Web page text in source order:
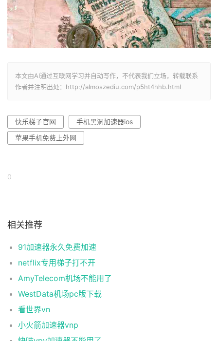
本文由AI通过互联网学习并自动写作，不代表我们立场，转载联系
作者并注明出处：http://almoszediu.com/p5ht4hhb.html
快乐梯子官网
手机黑洞加速器ios
苹果手机免费上外网
0
相关推荐
91加速器永久免费加速
netflix专用梯子打不开
AmyTelecom机场不能用了
WestData机场pc版下载
看世界vn
小火箭加速器vnp